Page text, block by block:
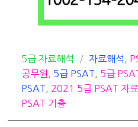
카
테
고
리
5급 자료해석
태
그
자료해석
공무원
5급 PSAT 5급
PSAT
2021 5급 PSAT 자
PSAT 기출